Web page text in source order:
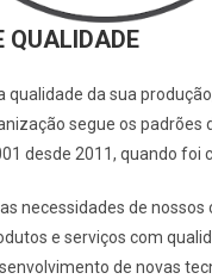
QUALIDADE
qualidade da sua
segue os padrões
desde 2011, quando foi
necessidades de nossos
e serviços com
de novas